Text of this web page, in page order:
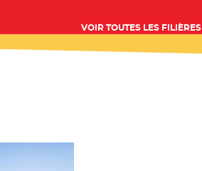
VOIR TOUTES LES FILIÈRES